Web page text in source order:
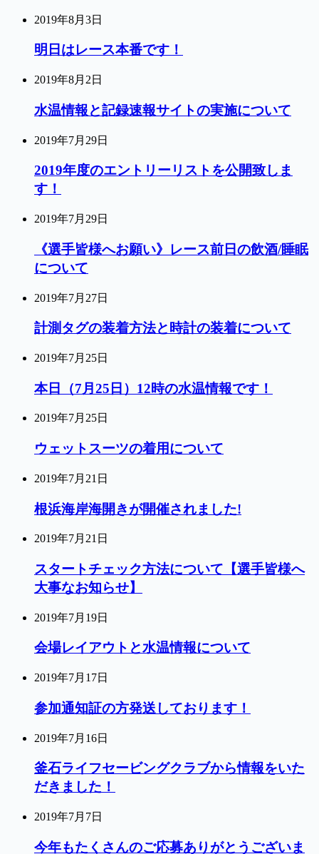
2019年8月3日
明日はレース本番です！
2019年8月2日
水温情報と記録速報サイトの実施について
2019年7月29日
2019年度のエントリーリストを公開致しま
す！
2019年7月29日
《選手皆様へお願い》レース前日の飲酒/睡眠
について
2019年7月27日
計測タグの装着方法と時計の装着について
2019年7月25日
本日（7月25日）12時の水温情報です！
2019年7月25日
ウェットスーツの着用について
2019年7月21日
根浜海岸海開きが開催されました!
2019年7月21日
スタートチェック方法について【選手皆様へ
大事なお知らせ】
2019年7月19日
会場レイアウトと水温情報について
2019年7月17日
参加通知証の方発送しております！
2019年7月16日
釜石ライフセービングクラブから情報をいた
だきました！
2019年7月7日
今年もたくさんのご応募ありがとうございま